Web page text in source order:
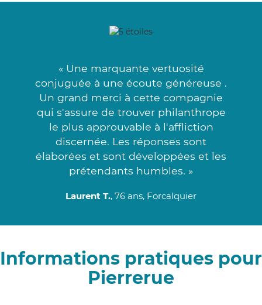
« Une marquante vertuosité
conjuguée à une écoute généreuse .
Un grand merci à cette compagnie
qui s'assure de trouver philanthrope
le plus approuvable à l'affliction
discernée. Les réponses sont
élaborées et sont développées et les
prétendants humbles. »
Laurent T., 76 ans, Forcalquier
Informations pratiques pour
Pierrerue